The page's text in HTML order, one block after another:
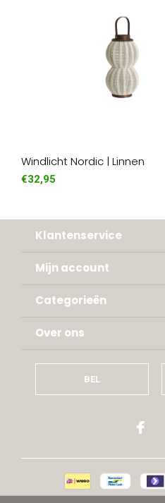
Windlicht Nordic | Linnen
€32,95
Klantenservice
Mijn account
Categorieën
Over ons
BEL